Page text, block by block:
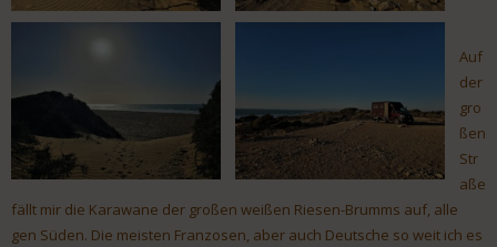
Auf
der
gro
ßen
Str
aße
fällt mir die Karawane der großen weißen Riesen-Brumms auf, alle
gen Süden. Die meisten Franzosen, aber auch Deutsche so weit ich es